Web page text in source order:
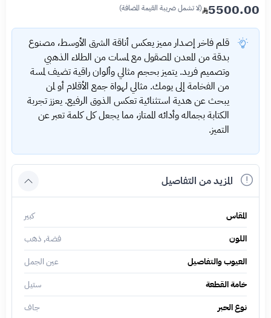
5500.00 (لا تشمل ضريبة القيمة المضافة)
قلم فاخر إصدار مميز يعكس أناقة الشرق الأوسط، مصنوع
بدقة من المعدن المصقول مع لمسات من الطلاء الذهبي
وتصميم فريد. يتميز بحجم مثالي وألوان راقية تضيف لمسة
من الفخامة إلى يومك. مثالي لهواة جمع الأقلام أو لمن
يبحث عن هدية استثنائية تعكس الذوق الرفيع. يعزز تجربة
الكتابة بجماله وأدائه الممتاز، مما يجعل كل كلمة تعبر عن
التميز.
المزيد من التفاصيل
المقاس
كبير
اللون
فضة, ذهب
العيوب والتفاصيل
عين الجمل
خامة القطعة
ستيل
نوع الحبر
جاف